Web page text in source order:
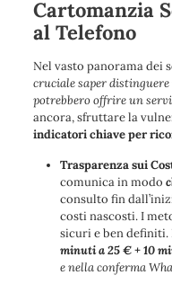
Cartomanzia
al Telefono
Nel vasto panorama dei
cruciale saper
potrebbero offrire un
ancora, sfruttare la
indicatori chiave per
Trasparenza sui
comunica in modo
consulto fin
costi nascosti. I
sicuri e ben
minuti a 25 € + 10
e nella conferma